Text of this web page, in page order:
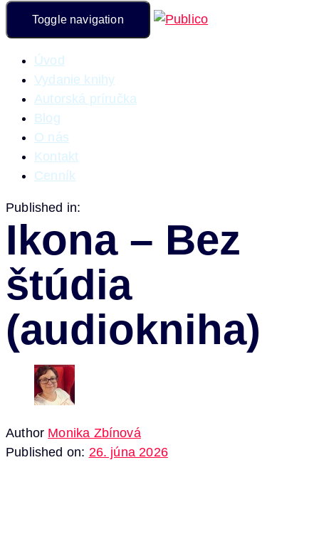
Toggle navigation
Úvod
Vydanie knihy
Autorská príručka
Blog
O nás
Kontakt
Cenník
Published in:
Ikona – Bez
štúdia
(audiokniha)
Author Monika Zbínová
Published on: 26. júna 2026